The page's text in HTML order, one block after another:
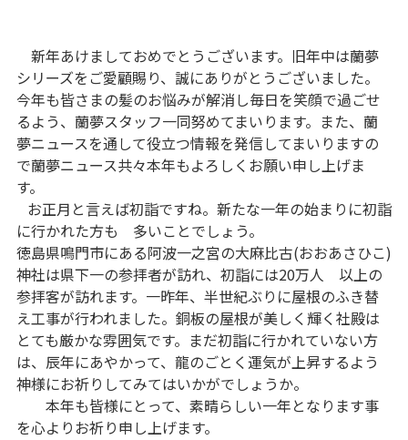
新年あけましておめでとうございます。旧年中は蘭夢
シリーズをご愛顧賜り、誠にありがとうございました。
今年も皆さまの髪のお悩みが解消し毎日を笑顔で過ごせ
るよう、蘭夢スタッフ一同努めてまいります。また、蘭
夢ニュースを通して役立つ情報を発信してまいりますの
で蘭夢ニュース共々本年もよろしくお願い申し上げま
す。
お正月と言えば初詣ですね。新たな一年の始まりに初詣
に行かれた方も 多いことでしょう。
徳島県鳴門市にある阿波一之宮の大麻比古(おおあさひこ)
神社は県下一の参拝者が訪れ、初詣には20万人 以上の
参拝客が訪れます。一昨年、半世紀ぶりに屋根のふき替
え工事が行われました。銅板の屋根が美しく輝く社殿は
とても厳かな雰囲気です。まだ初詣に行かれていない方
は、辰年にあやかって、龍のごとく運気が上昇するよう
神様にお祈りしてみてはいかがでしょうか。
本年も皆様にとって、素晴らしい一年となります事
を心よりお祈り申し上げます。